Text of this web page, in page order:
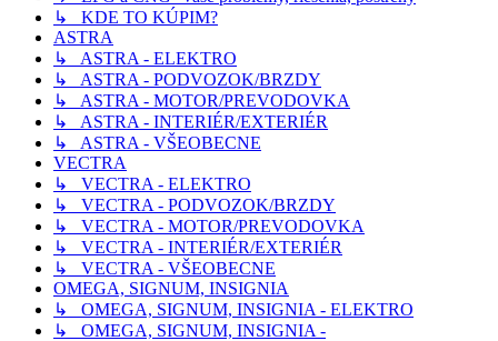
↳ KDE TO KÚPIM?
ASTRA
↳ ASTRA - ELEKTRO
↳ ASTRA - PODVOZOK/BRZDY
↳ ASTRA - MOTOR/PREVODOVKA
↳ ASTRA - INTERIÉR/EXTERIÉR
↳ ASTRA - VŠEOBECNE
VECTRA
↳ VECTRA - ELEKTRO
↳ VECTRA - PODVOZOK/BRZDY
↳ VECTRA - MOTOR/PREVODOVKA
↳ VECTRA - INTERIÉR/EXTERIÉR
↳ VECTRA - VŠEOBECNE
OMEGA, SIGNUM, INSIGNIA
↳ OMEGA, SIGNUM, INSIGNIA - ELEKTRO
↳ OMEGA, SIGNUM, INSIGNIA -